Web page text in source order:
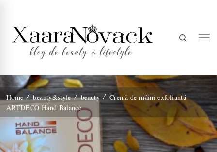
Xaara
Novack
Home beauty&style beauty
Cremă de mâini exfoliantă
ARTDECO Hand Balance